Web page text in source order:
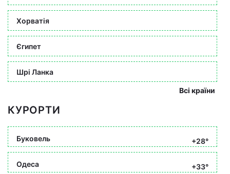
Хорватія
Єгипет
Шрі Ланка
Всі країни
КУРОРТИ
Буковель +28°
Одеса +33°